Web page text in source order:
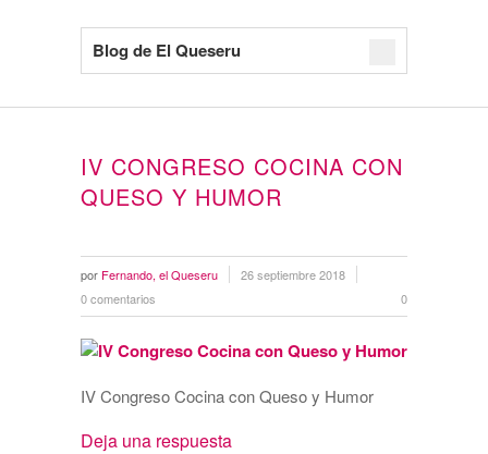
Blog de El Queseru
IV CONGRESO COCINA CON
QUESO Y HUMOR
por Fernando, el Queseru
26 septiembre 2018
0 comentarios
0
IV Congreso Cocina con Queso y Humor
Deja una respuesta